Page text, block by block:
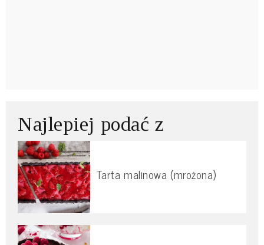
Najlepiej podać z
Tarta malinowa (mrożona)